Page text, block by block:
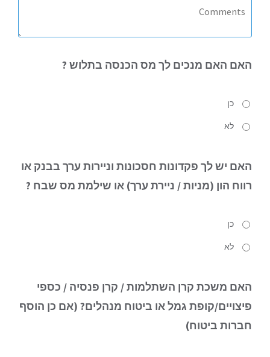
האם האם מנכים לך מס הכנסה בתלוש ?
כן
לא
האם יש לך פקדונות חסכונות וניירות ערך בבנק או
רווח הון (מניות / ניירת ערך) או שילמת מס שבח ?
כן
לא
האם משכת קרן השתלמות / קרן פנסיה / כספי
פיצויים/קופת גמל או ביטוח מנהלים? (אם כן הוסף
חברות ביטוח)